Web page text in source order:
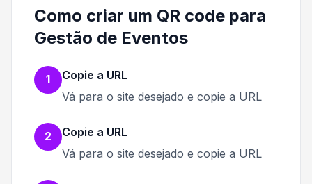
Como criar um QR code para
Gestão de Eventos
1
Copie a URL
Vá para o site desejado e copie a URL
2
Copie a URL
Vá para o site desejado e copie a URL